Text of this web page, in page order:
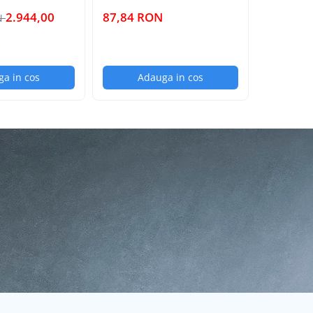
roti, covor
2.944,00
in cos
87,84 RON
Adauga in cos